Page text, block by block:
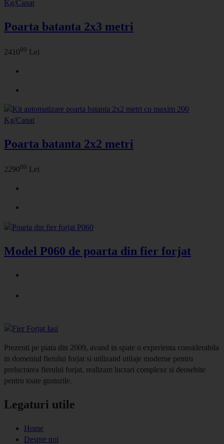
Poarta batanta 2x3 metri
241000 Lei
Poarta batanta 2x2 metri
229000 Lei
Model P060 de poarta din fier forjat
Prezenti pe piata din 2009, avand in spate o experienta considerabila
in domeniul fierului forjat si utilizand utilaje moderne pentru
prelucrarea fierului forjat, realizam lucrari complexe si deosebite
pentru toate gusturile.
Legaturi utile
Home
Despre noi